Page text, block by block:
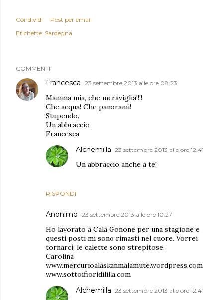
Condividi
Post per email
Etichette: Sardegna
COMMENTI
Francesca 23 settembre 2013 alle ore 08:23
Mamma mia, che meraviglia!!!!
Che acqua! Che panorami!
Stupendo.
Un abbraccio
Francesca
RISPONDI
Alchemilla 23 settembre 2013 alle ore 12:41
Un abbraccio anche a te!
Anonimo 23 settembre 2013 alle ore 10:27
Ho lavorato a Cala Gonone per una stagione e
questi posti mi sono rimasti nel cuore. Vorrei
tornarci: le calette sono strepitose.
Carolina
www.mercurioalaskanmalamute.wordpress.com
www.sottoifioridililla.com
Alchemilla 23 settembre 2013 alle ore 12:41